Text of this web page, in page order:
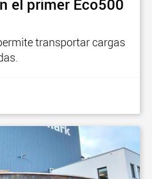
el primer Eco500
transportar cargas